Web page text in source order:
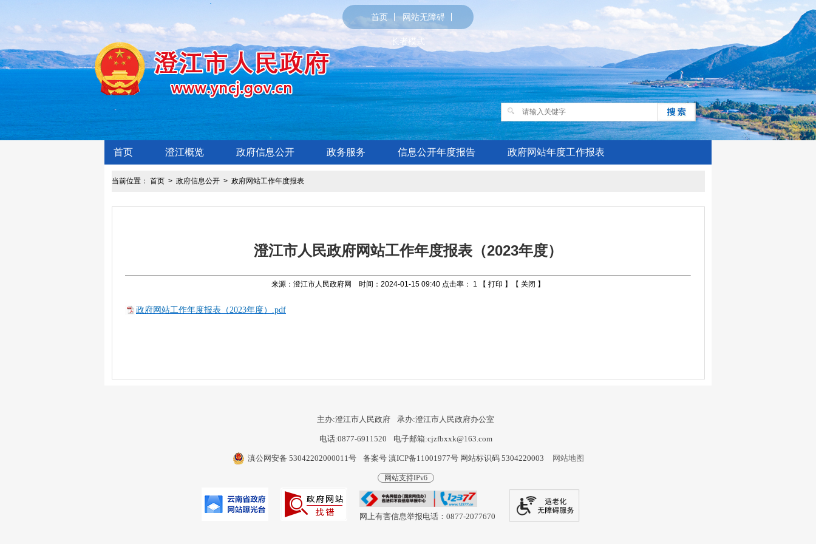
首页 网站无障碍
长者模式
首页 澄江概览 政府信息公开 政务服务 信息公开年度报告 政府网站年度工作报表
当前位置： 首页> 政府信息公开> 政府网站工作年度报表
澄江市人民政府网站工作年度报表（2023年度）
来源：澄江市人民政府网 时间：2024-01-15 09:40 点击率： 1 【 打印 】【 关闭 】
政府网站工作年度报表（2023年度）.pdf
主办:澄江市人民政府 承办:澄江市人民政府办公室
电话:0877-6911520 电子邮箱:cjzfbxxk@163.com
滇公网安备 53042202000011号 备案号 滇ICP备11001977号网站标识码 5304220003 网站地图
网站支持IPv6
网上有害信息举报电话：0877-2077670